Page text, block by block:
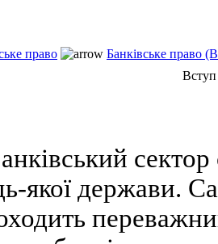
право
Банківське право
якої держави.